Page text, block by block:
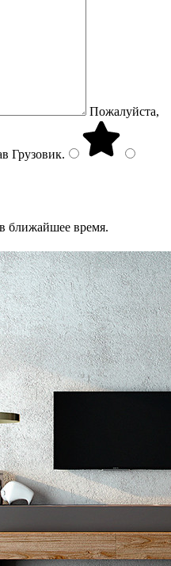
Пожалуйста,
Грузовик.
ближайшее время.